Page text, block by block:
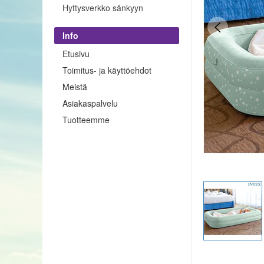
Hyttysverkko sänkyyn
Info
Etusivu
Toimitus- ja käyttöehdot
Meistä
Asiakaspalvelu
Tuotteemme